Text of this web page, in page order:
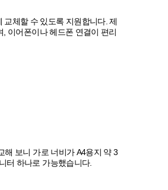
체할 수 있도록 지원합니다. 제
이어폰이나 헤드폰 연결이 편리
해 보니 가로 너비가 A4용지 약 3
터 하나로 가능했습니다.